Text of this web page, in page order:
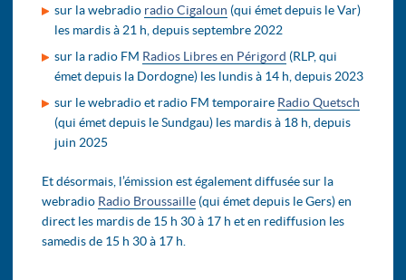
sur la webradio radio Cigaloun (qui émet depuis le Var)
les mardis à 21 h, depuis septembre 2022
sur la radio FM Radios Libres en Périgord (RLP, qui
émet depuis la Dordogne) les lundis à 14 h, depuis 2023
sur le webradio et radio FM temporaire Radio Quetsch
(qui émet depuis le Sundgau) les mardis à 18 h, depuis
juin 2025
Et désormais, l’émission est également diffusée sur la
webradio Radio Broussaille (qui émet depuis le Gers) en
direct les mardis de 15 h 30 à 17 h et en rediffusion les
samedis de 15 h 30 à 17 h.